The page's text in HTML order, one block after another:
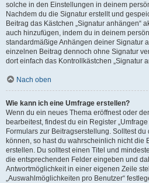
solche in den Einstellungen in deinem
Nachdem du die Signatur erstellt und
Beitrag das Kästchen „Signatur anhängen“
auch hinzufügen, indem du in deinem
standardmäßige Anhängen deiner Signatur
einzelnen Beitrag dennoch ohne Signatur
dort einfach das Kontrollkästchen „Signatur
Nach oben
Wie kann ich eine Umfrage erstellen?
Wenn du ein neues Thema eröffnest oder
bearbeitest, findest du ein Register
Formulars zur Beitragserstellung. Solltest
können, so hast du wahrscheinlich nicht die
erstellen. Du solltest einen Titel und
die entsprechenden Felder eingeben und
Antwortmöglichkeit in einer eigenen Zeile
„Auswahlmöglichkeiten pro Benutzer“